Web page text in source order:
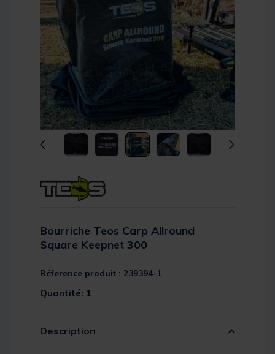
Bourriche Teos Carp Allround
Square Keepnet 300
Réference produit : 239394-1
Quantité: 1
Description